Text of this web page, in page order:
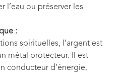
l’eau ou préserver les
:
spirituelles, l’argent est
métal protecteur. Il est
conducteur d’énergie,